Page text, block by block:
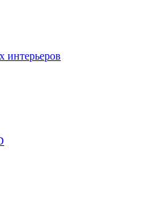
интерьеров